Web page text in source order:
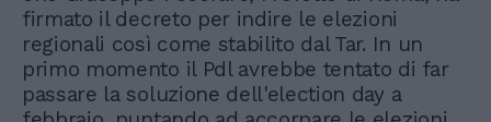
firmato il decreto per indire le elezioni
regionali così come stabilito dal Tar. In un
primo momento il Pdl avrebbe tentato di far
passare la soluzione dell'election day a